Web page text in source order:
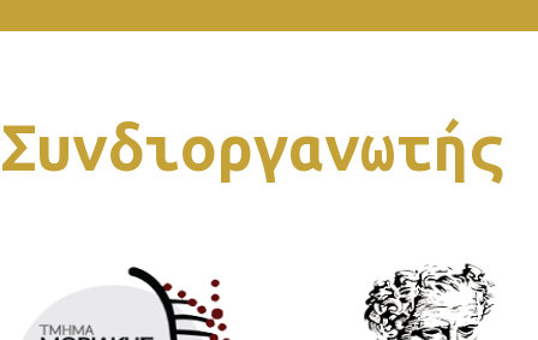
Συνδιοργανωτής